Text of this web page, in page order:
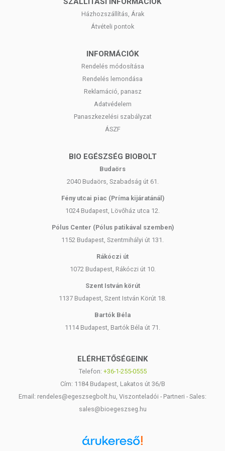
hatással rendelkezhetnek, amely egyénenként eltérő lehet, jelölésük,
megjelenítésük, és reklámozásuk során nem engedélyezett a
készítményeknek betegséget megelőző vagy gyógyító
A termék nem helyettesíti a kiegyensúlyozott, vegyes étrendet és az
A termék nem gyógyít betegségeket! A termék nem az orvosi kezelés
kezelőorvosával. Az ajánlott napi fogyasztási mennyiséget ne lépje túl!
Ne szedje a készítményt, ha az összetevők bármelyikére érzékeny
vagy allergiás! Kisgyermektől elzárva tartandó!
Házhozszállítás, Árak
Átvételi pontok
INFORMÁCIÓK
Rendelés módosítása
Rendelés lemondása
Reklamáció, panasz
Adatvédelem
Panaszkezelési szabályzat
ÁSZF
BIO EGÉSZSÉG BIOBOLT
Budaörs
2040 Budaörs, Szabadság út 61.
Fény utcai piac (Príma kijáratánál)
1024 Budapest, Lövőház utca 12.
Pólus Center (Pólus patikával szemben)
1152 Budapest, Szentmihályi út 131.
Rákóczi út
1072 Budapest, Rákóczi út 10.
Szent István körút
1137 Budapest, Szent István Körút 18.
Bartók Béla
1114 Budapest, Bartók Béla út 71.
ELÉRHETŐSÉGEINK
Telefon: +36-1-255-0555
Cím: 1184 Budapest, Lakatos út 36/B
Email: rendeles@egeszsegbolt.hu, Viszonteladói - Partneri - Sales:
sales@bioegeszseg.hu